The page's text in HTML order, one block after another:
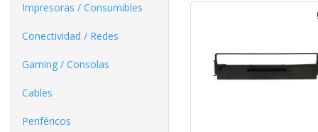
Impresoras / Consumibles
Conectividad / Redes
Gaming / Consolas
Cables
Periféricos